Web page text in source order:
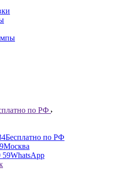
по РФ
Бесплатно по РФ
Москва
59WhatsApp